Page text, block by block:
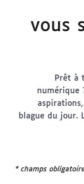
vous
Prêt à
numérique
blague du jour.
* champs